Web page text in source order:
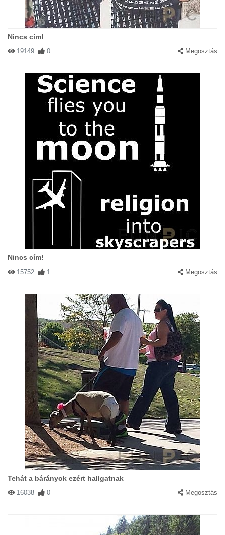
Nincs cím!
19149 0 Megosztás
Nincs cím!
15752 1 Megosztás
Tehát a bárányok ezért hallgatnak
16038 0 Megosztás